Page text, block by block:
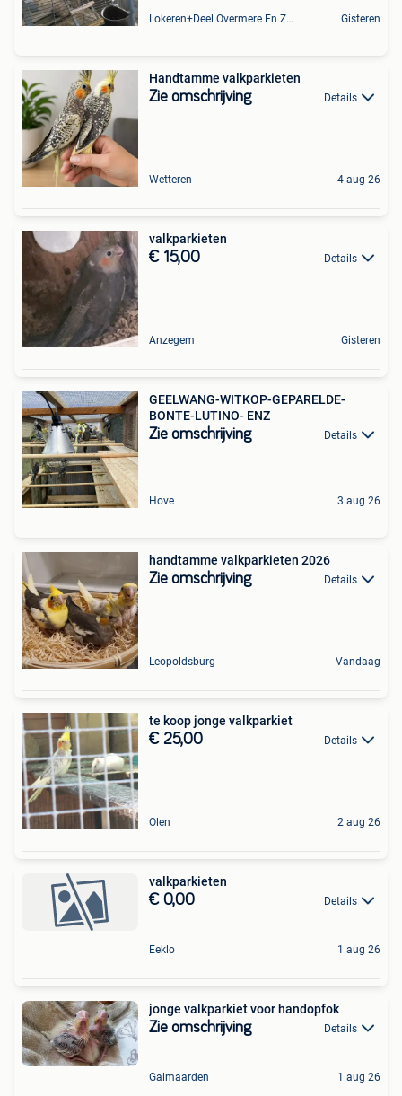
Lokeren+Deel Overmere En Zele Gisteren
Handtamme valkparkieten
Zie omschrijving Details
Wetteren 4 aug 26
valkparkieten
€ 15,00 Details
Anzegem Gisteren
GEELWANG-WITKOP-GEPARELDE-
BONTE-LUTINO- ENZ
Zie omschrijving Details
Hove 3 aug 26
handtamme valkparkieten 2026
Zie omschrijving Details
Leopoldsburg Vandaag
te koop jonge valkparkiet
€ 25,00 Details
Olen 2 aug 26
valkparkieten
€ 0,00 Details
Eeklo 1 aug 26
jonge valkparkiet voor handopfok
Zie omschrijving Details
Galmaarden 1 aug 26